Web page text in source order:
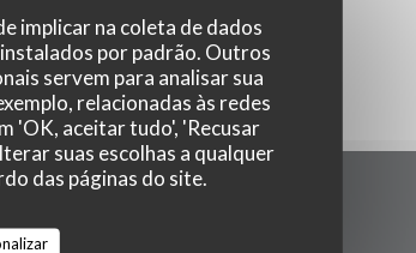
implicar na coleta de dados
por padrão. Outros
servem para analisar sua
relacionadas às redes
'OK, aceitar tudo', 'Recusar
suas escolhas a qualquer
das páginas do site.